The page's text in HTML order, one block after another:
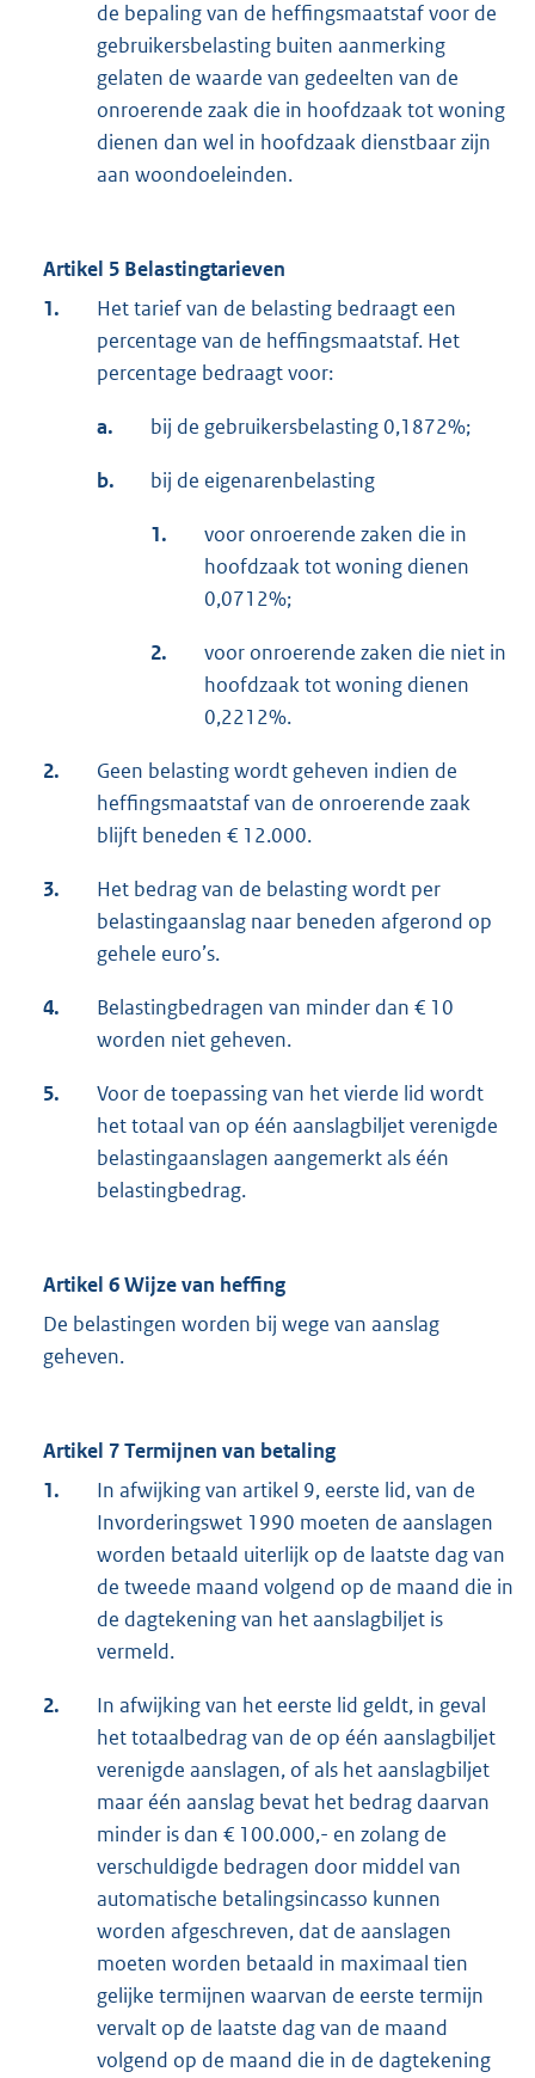
de bepaling van de heffingsmaatstaf voor de
gebruikersbelasting buiten aanmerking
gelaten de waarde van gedeelten van de
onroerende zaak die in hoofdzaak tot woning
dienen dan wel in hoofdzaak dienstbaar zijn
aan woondoeleinden.
Artikel 5 Belastingtarieven
1.
Het tarief van de belasting bedraagt een
percentage van de heffingsmaatstaf. Het
percentage bedraagt voor:
a. bij de gebruikersbelasting 0,1872%;
b. bij de eigenarenbelasting
1.
voor onroerende zaken die in
hoofdzaak tot woning dienen
0,0712%;
2.
voor onroerende zaken die niet in
hoofdzaak tot woning dienen
0,2212%.
2.
Geen belasting wordt geheven indien de
heffingsmaatstaf van de onroerende zaak
blijft beneden € 12.000.
3.
Het bedrag van de belasting wordt per
belastingaanslag naar beneden afgerond op
gehele euro’s.
4.
Belastingbedragen van minder dan € 10
worden niet geheven.
5.
Voor de toepassing van het vierde lid wordt
het totaal van op één aanslagbiljet verenigde
belastingaanslagen aangemerkt als één
belastingbedrag.
Artikel 6 Wijze van heffing
De belastingen worden bij wege van aanslag
geheven.
Artikel 7 Termijnen van betaling
1.
In afwijking van artikel 9, eerste lid, van de
Invorderingswet 1990 moeten de aanslagen
worden betaald uiterlijk op de laatste dag van
de tweede maand volgend op de maand die in
de dagtekening van het aanslagbiljet is
vermeld.
2.
In afwijking van het eerste lid geldt, in geval
het totaalbedrag van de op één aanslagbiljet
verenigde aanslagen, of als het aanslagbiljet
maar één aanslag bevat het bedrag daarvan
minder is dan € 100.000,- en zolang de
verschuldigde bedragen door middel van
automatische betalingsincasso kunnen
worden afgeschreven, dat de aanslagen
moeten worden betaald in maximaal tien
gelijke termijnen waarvan de eerste termijn
vervalt op de laatste dag van de maand
volgend op de maand die in de dagtekening